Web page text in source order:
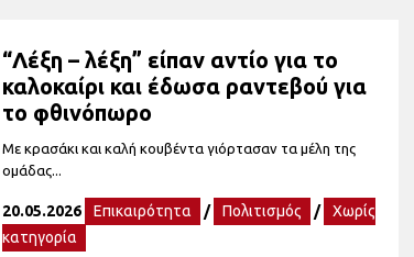
“Λέξη – λέξη” είπαν αντίο για το
καλοκαίρι και έδωσα ραντεβού για
το φθινόπωρο
Με κρασάκι και καλή κουβέντα γιόρτασαν τα μέλη της
ομάδας...
20.05.2026 Επικαιρότητα / Πολιτισμός /
Χωρίς
κατηγορία